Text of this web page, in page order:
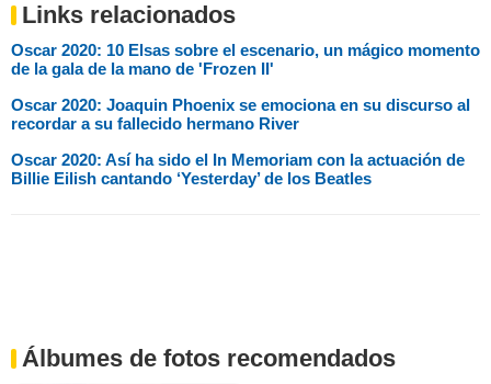
Links relacionados
Oscar 2020: 10 Elsas sobre el escenario, un mágico momento
de la gala de la mano de 'Frozen II'
Oscar 2020: Joaquin Phoenix se emociona en su discurso al
recordar a su fallecido hermano River
Oscar 2020: Así ha sido el In Memoriam con la actuación de
Billie Eilish cantando ‘Yesterday’ de los Beatles
Álbumes de fotos recomendados